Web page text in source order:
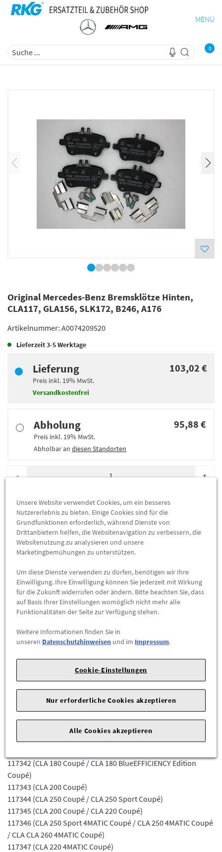
MENÜ
0
Original Mercedes-Benz Bremsklötze Hinten,
CLA117, GLA156, SLK172, B246, A176
Artikelnummer: A0074209520
Lieferzeit3-5 Werktage
Lieferung
Preis inkl. 19% MwSt.
Versandkostenfrei
103,02 €
Abholung
Preis inkl. 19% MwSt.
Abholbar an diesen Standorten
95,88 €
- +
ZUM WARENKORB HINZUFÜGEN
Herstellerangaben: Mercedes-Benz AG |
Mercedesstr. 120 |
70723 Stuttgart |Tel: +49711170 |E-Mail:
dialog.mb@mercedes-benz.com|Webseite:
Sie sind sich nicht sicher, ob das Ersatzteil bei Ihrem Fahrzeug
passt?
Kein Problem.
Fahrzeugs,
wir prüfen für Sie, ob das Teil passt.
Zum Beispiel passend (kann Ausstattung- oder
Fahrgestellnummer Abhängig sein) für die Mercedes-Benz
Modelle:
117301 (CLA 200 CDI Coupé)
117308 (CLA 200 CDI Coupé / CLA 200 d Coupé)
117312 (CLA 180 CDI Coupé / CLA 180 d Coupé / CLA 180 d
117342 (CLA 180 Coupé / CLA 180 BlueEFFICIENCY Edition
Coupé)
117343 (CLA 200 Coupé)
117344 (CLA 250 Coupé / CLA 250 Sport Coupé)
117345 (CLA 200 Coupé / CLA 220 Coupé)
117346 (CLA 250 Sport 4MATIC Coupé / CLA 250 4MATIC Coupé
/ CLA CLA 260 4MATIC Coupé)
117347 (CLA 220 4MATIC Coupé)
Unsere Website verwendet Cookies, um ein besseres
Nutzererlebnis zu bieten. Einige Cookies sind für die
Grundfunktionen erforderlich, während Dienste von
Drittanbietern helfen, die Websitenavigation zu verbessern, die
Websitenutzung zu analysieren und unsere
Marketingbemühungen zu unterstützen.
Um diese Dienste verwenden zu dürfen, benötigen wir Ihre
Einwilligung. Ihre Einwilligung können Sie jederzeit mit Wirkung
für die Zukunft widerrufen oder ändern. Bitte beachten Sie, dass
auf Basis Ihrer Einstellungen womöglich nicht mehr alle
Funktionalitäten der Seite zur Verfügung stehen.
Weitere Informationen finden Sie in
unseren Datenschutzhinweisen und im Impressum.
Cookie-Einstellungen
Nur erforderliche Cookies akzeptieren
Alle Cookies akzeptieren